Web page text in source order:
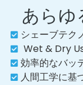
あらゆ
シェーブテク
Wet & Dry
効率的なバッ
人間工学に基